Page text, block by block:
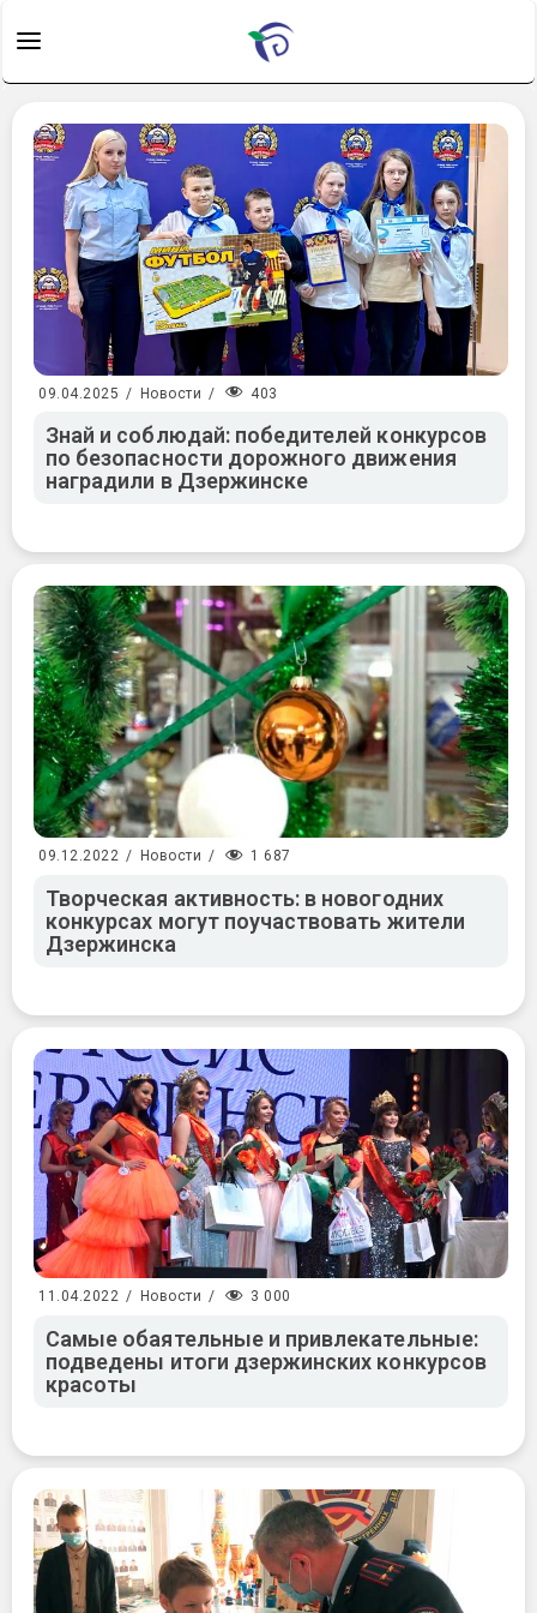
09.04.2025 / Новости / 403
Знай и соблюдай: победителей конкурсов
по безопасности дорожного движения
наградили в Дзержинске
09.12.2022 / Новости / 1 687
Творческая активность: в новогодних
конкурсах могут поучаствовать жители
Дзержинска
11.04.2022 / Новости / 3 000
Самые обаятельные и привлекательные:
подведены итоги дзержинских конкурсов
красоты